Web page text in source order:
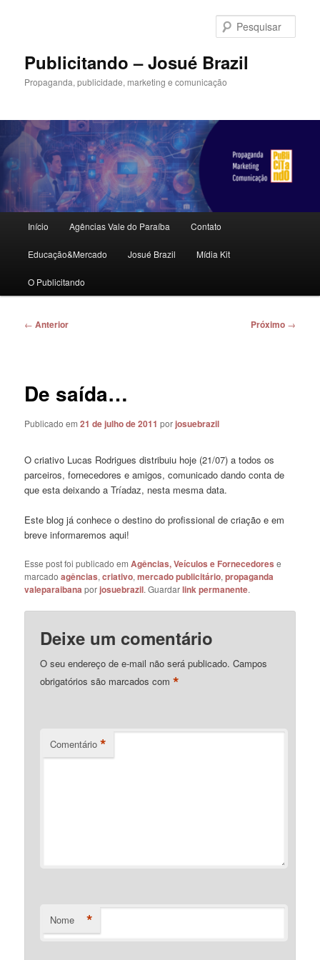
principalPublicitando – Josué Brazil
Propaganda, publicidade, marketing e comunicação
principal
Início Agências Vale do Paraíba Contato
Educação&Mercado Josué Brazil Mídia Kit
O Publicitando
Navegação
← Anterior Próximo →
De saída…
Publicado em21 de julho de 2011 porjosuebrazil
O criativo Lucas Rodrigues distribuiu hoje (21/07) a todos os
parceiros, fornecedores e amigos, comunicado dando conta de
que esta deixando a Tríadaz, nesta mesma data.
Este blog já conhece o destino do profissional de criação e em
breve informaremos aqui!
Esse post foi publicado emAgências, Veículos e Fornecedores e
marcadoagências,criativo,mercado publicitário,propaganda
valeparaibana porjosuebrazil. Guardarlink permanente.
Deixe um comentário
O seu endereço de e-mail não será publicado. Campos
obrigatórios são marcados com*
Comentário *
Nome *